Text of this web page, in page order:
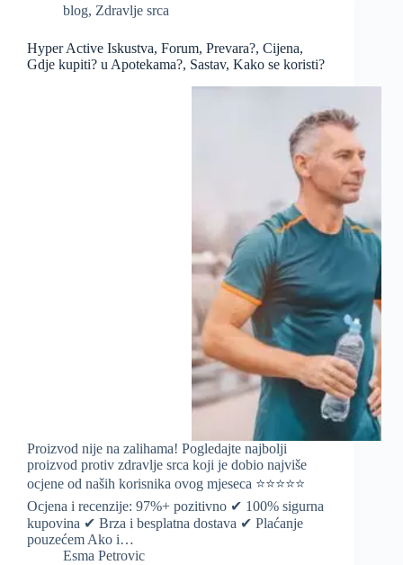
blog, Zdravlje srca
Hyper Active Iskustva, Forum, Prevara?, Cijena,
Gdje kupiti? u Apotekama?, Sastav, Kako se koristi?
Proizvod nije na zalihama! Pogledajte najbolji
proizvod protiv zdravlje srca koji je dobio najviše
ocjene od naših korisnika ovog mjeseca ⭐️⭐️⭐️⭐️⭐️
Ocjena i recenzije: 97%+ pozitivno ✔ 100% sigurna
kupovina ✔ Brza i besplatna dostava ✔ Plaćanje
pouzećem Ako i…
Esma Petrovic